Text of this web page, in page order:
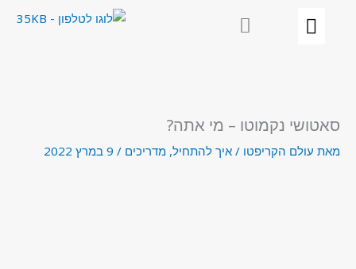
סאטושי נקמוטו – מי אתה?
מאת עולם הקריפטו / איך להתחיל, מדריכים / 9 במרץ 2022